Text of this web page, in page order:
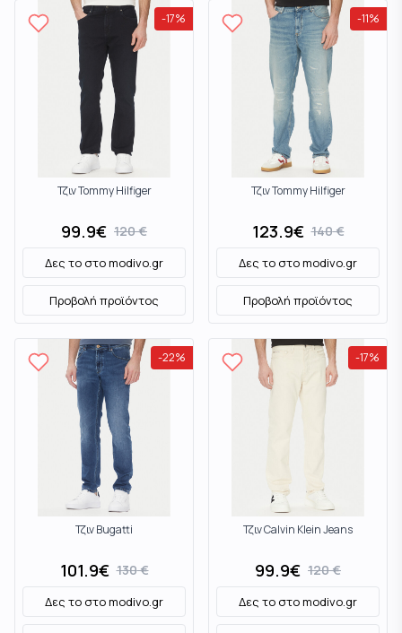
-17%
Τζιν Tommy Hilfiger
99.9€ 120€
Δες το στοmodivo.gr
Προβολή προϊόντος
-11%
Τζιν Tommy Hilfiger
123.9€ 140€
Δες το στοmodivo.gr
Προβολή προϊόντος
-22%
Τζιν Bugatti
101.9€ 130€
Δες το στοmodivo.gr
-17%
Τζιν Calvin Klein Jeans
99.9€ 120€
Δες το στοmodivo.gr